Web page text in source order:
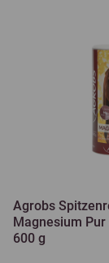
Agrobs
Magnesium
600 g